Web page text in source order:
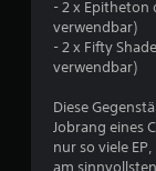
- 2 x Epitheton
verwendbar)
- 2 x Fifty
verwendbar)
Diese
Jobrang eines
nur so viele
am